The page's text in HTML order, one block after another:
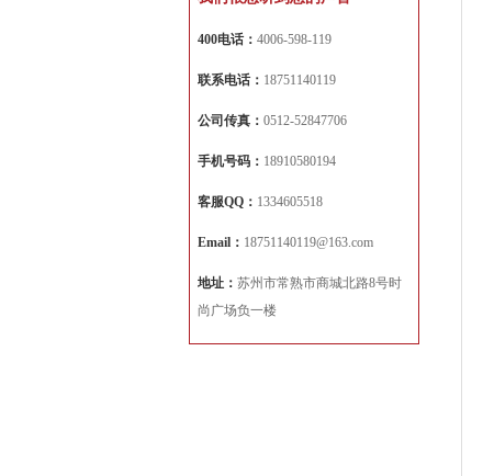
400电话： 4006-598-119
联系电话： 18751140119
公司传真： 0512-52847706
手机号码： 18910580194
客服QQ： 1334605518
Email： 18751140119@163.com
地址： 苏州市常熟市商城北路8号时
尚广场负一楼